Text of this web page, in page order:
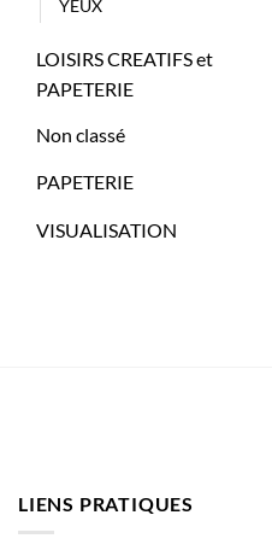
YEUX
LOISIRS CREATIFS et
PAPETERIE
Non classé
PAPETERIE
VISUALISATION
LIENS PRATIQUES